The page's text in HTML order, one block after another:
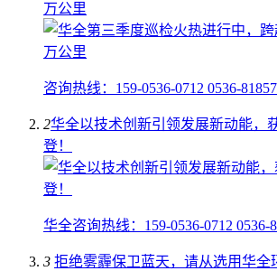
万公里
咨询热线：159-0536-0712 0536-
2华全以技术创新引领发展新动能，
登！
华全咨询热线：159-0536-0712 0536-
3 拒绝雾霾保卫蓝天，请从选用华全